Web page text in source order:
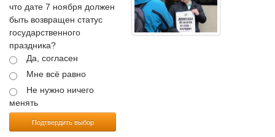
что дате 7 ноября должен
быть возвращен статус
государственного
праздника?
Да, согласен
Мне всё равно
Не нужно ничего
менять
Подтвердить выбор